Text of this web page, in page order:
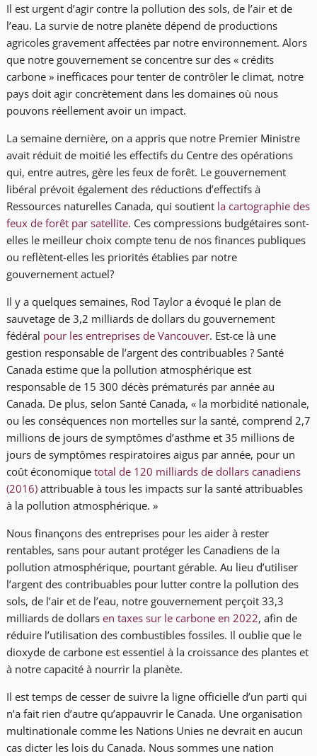
Il est urgent d’agir contre la pollution des sols, de l’air et de
l’eau. La survie de notre planète dépend de productions
agricoles gravement affectées par notre environnement. Alors
que notre gouvernement se concentre sur des « crédits
carbone » inefficaces pour tenter de contrôler le climat, notre
pays doit agir concrètement dans les domaines où nous
pouvons réellement avoir un impact.
La semaine dernière, on a appris que notre Premier Ministre
avait réduit de moitié les effectifs du Centre des opérations
qui, entre autres, gère les feux de forêt. Le gouvernement
libéral prévoit également des réductions d’effectifs à
Ressources naturelles Canada, qui soutient la cartographie des
feux de forêt par satellite. Ces compressions budgétaires sont-
elles le meilleur choix compte tenu de nos finances publiques
ou reflètent-elles les priorités établies par notre
gouvernement actuel?
Il y a quelques semaines, Rod Taylor a évoqué le plan de
sauvetage de 3,2 milliards de dollars du gouvernement
fédéral pour les entreprises de Vancouver. Est-ce là une
gestion responsable de l’argent des contribuables ? Santé
Canada estime que la pollution atmosphérique est
responsable de 15 300 décès prématurés par année au
Canada. De plus, selon Santé Canada, « la morbidité nationale,
ou les conséquences non mortelles sur la santé, comprend 2,7
millions de jours de symptômes d’asthme et 35 millions de
jours de symptômes respiratoires aigus par année, pour un
coût économique total de 120 milliards de dollars canadiens
(2016)attribuable à tous les impacts sur la santé attribuables
à la pollution atmosphérique. »
Nous finançons des entreprises pour les aider à rester
rentables, sans pour autant protéger les Canadiens de la
pollution atmosphérique, pourtant gérable. Au lieu d’utiliser
l’argent des contribuables pour lutter contre la pollution des
sols, de l’air et de l’eau, notre gouvernement perçoit 33,3
milliards de dollars en taxes sur le carbone en 2022, afin de
réduire l’utilisation des combustibles fossiles. Il oublie que le
dioxyde de carbone est essentiel à la croissance des plantes et
à notre capacité à nourrir la planète.
Il est temps de cesser de suivre la ligne officielle d’un parti qui
n’a fait rien d’autre qu’appauvrir le Canada. Une organisation
multinationale comme les Nations Unies ne devrait en aucun
cas dicter les lois du Canada. Nous sommes une nation